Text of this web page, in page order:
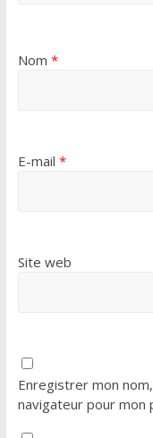
Nom *
E-mail *
Site web
Enregistrer mon
navigateur pour mon